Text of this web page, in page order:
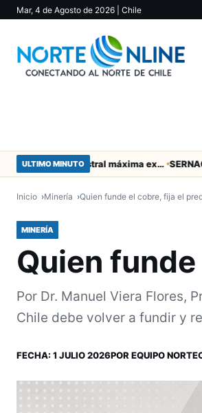
Mar, 4 de Agosto de 2026 | Chile
ULTIMO MINUTO Murió tacneña Charito Mistral máxima exponente de la música criolla durante 50 años
Inicio Minería Quien funde el cobre, fija el
MINERÍA
Quien
Por Dr. Manuel Viera Flores,
Chile debe volver a fundir y
FECHA: 1 JULIO 2026POR EQUIPO